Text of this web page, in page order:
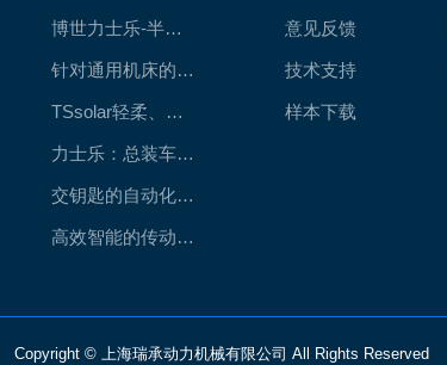
博世力士乐-半导体工业的自动控制解决方案
针对通用机床的CNC系统解决方案
TSsolar轻柔、洁净、高效而理想的太阳能模块生产系统
力士乐：总装车间自动化合作伙伴
交钥匙的自动化解决方案
高效智能的传动与控制系统-金属切割机床
意见反馈
技术支持
样本下载
Copyright © 上海瑞承动力机械有限公司 All Rights Reserved